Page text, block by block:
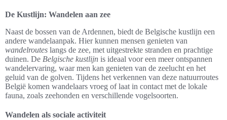
De Kustlijn: Wandelen aan zee
Naast de bossen van de Ardennen, biedt de Belgische kustlijn een
andere wandelaanpak. Hier kunnen mensen genieten van
wandelroutes langs de zee, met uitgestrekte stranden en prachtige
duinen. De Belgische kustlijn is ideaal voor een meer ontspannen
wandelervaring, waar men kan genieten van de zeelucht en het
geluid van de golven. Tijdens het verkennen van deze natuurroutes
België komen wandelaars vroeg of laat in contact met de lokale
fauna, zoals zeehonden en verschillende vogelsoorten.
Wandelen als sociale activiteit